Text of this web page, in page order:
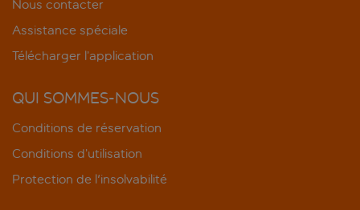
Nous contacter
Assistance spéciale
Télécharger l’application
QUI SOMMES-NOUS
Conditions de réservation
Conditions d’utilisation
Protection de l'insolvabilité